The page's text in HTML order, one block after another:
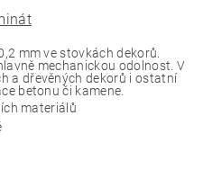
mm ve stovkách dekorů.
mechanickou odolnost. V
a dřevěných dekorů i ostatní
betonu či kamene.
materiálů